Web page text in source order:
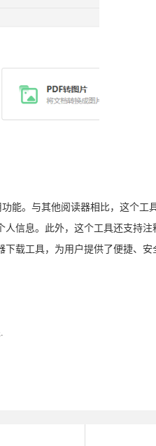
能。与其他阅读器相比，这个工
人信息。此外，这个工具还支持注
载工具，为用户提供了便捷、安